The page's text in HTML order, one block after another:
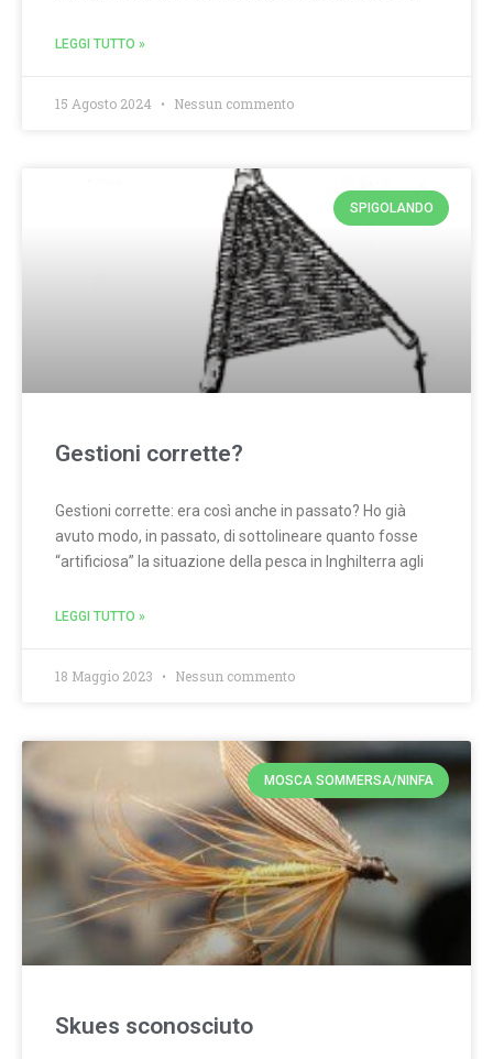
LEGGI TUTTO »
15 Agosto 2024 Nessun commento
SPIGOLANDO
Gestioni corrette?
Gestioni corrette: era così anche in passato? Ho già
avuto modo, in passato, di sottolineare quanto fosse
“artificiosa” la situazione della pesca in Inghilterra agli
LEGGI TUTTO »
18 Maggio 2023 Nessun commento
MOSCA SOMMERSA/NINFA
Skues sconosciuto